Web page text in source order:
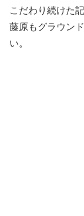
こだわり続けた
藤原もグラウン
い。